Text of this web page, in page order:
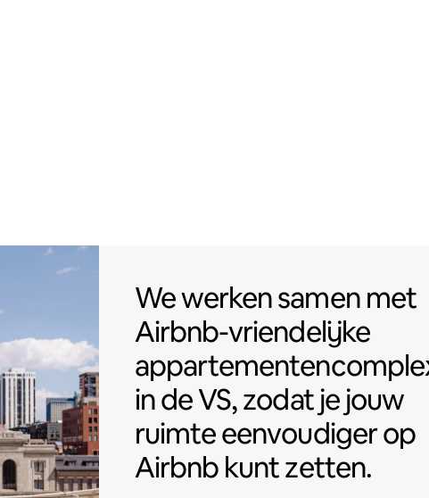
We werken samen
We werken samen met
Airbnb-vriendelijke
in de VS, zodat je jouw
ruimte eenvoudiger op
Airbnb kunt zetten.